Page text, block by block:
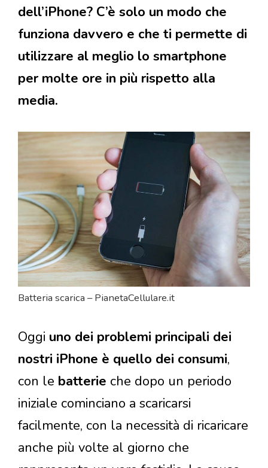
dell’iPhone? C’è solo un modo che
funziona davvero e che ti permette di
utilizzare al meglio lo smartphone
per molte ore in più rispetto alla
media.
Batteria scarica – PianetaCellulare.it
Oggi uno dei problemi principali dei
nostri iPhone è quello dei consumi,
con le batterie che dopo un periodo
iniziale cominciano a scaricarsi
facilmente, con la necessità di ricaricare
anche più volte al giorno che